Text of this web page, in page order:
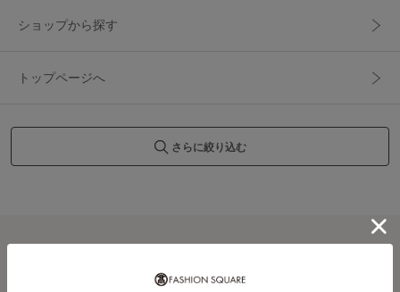
ショップから探す
トップページへ
さらに絞り込む